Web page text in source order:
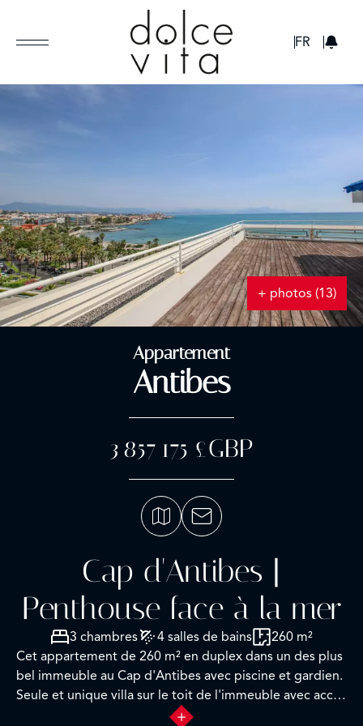
FR
+ photos (13)
Appartement
Antibes
3 857 175 £GBP
Cap d'Antibes |
Penthouse face à la mer
3 chambres 4 salles de bains
260 m²
Cet appartement de 260 m² en duplex dans un des plus
bel immeuble au Cap d'Antibes avec piscine et gardien.
Seule et unique villa sur le toit de l'immeuble avec accès